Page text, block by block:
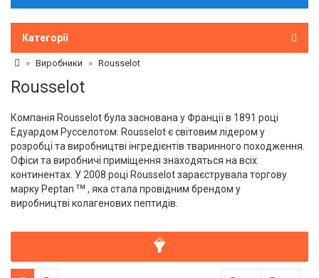
Категорії
Виробники Rousselot
Rousselot
Компанія Rousselot була заснована у Франції в 1891 році
Едуардом Русселотом. Rousselot є світовим лідером у
розробці та виробництві інгредієнтів тваринного походження.
Офіси та виробничі приміщення знаходяться на всіх
континентах. У 2008 році Rousselot зараєструвала торгову
марку Peptan тм , яка стала провідним брендом у
виробництві колагенових пептидів.